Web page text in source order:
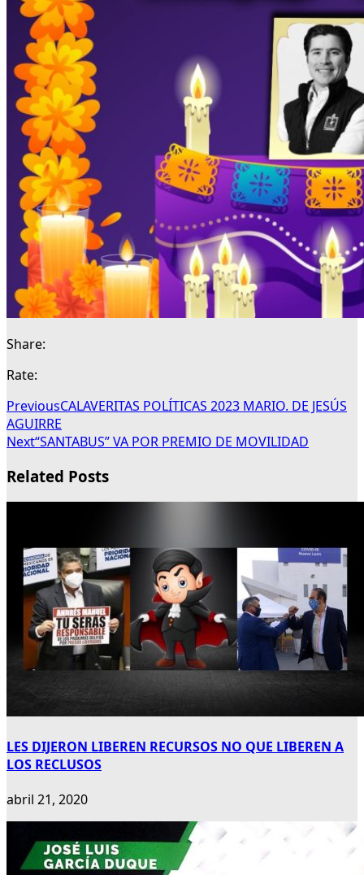
Share:
Rate:
PreviousCALAVERITAS POLÍTICAS 2023 MARIO. DE JESÚS
AGUIRRE
Next“SANTABUS” VA POR PREMIO DE MOVILIDAD
Related Posts
LES DIJERON LIBEREN RECURSOS NO QUE LIBEREN A
LOS RECLUSOS
abril 21, 2020